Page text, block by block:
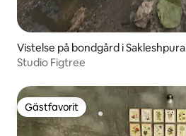
Vistelse på bondgård i Sakleshpura
Studio Figtree
Gästfavorit
Gästfavorit